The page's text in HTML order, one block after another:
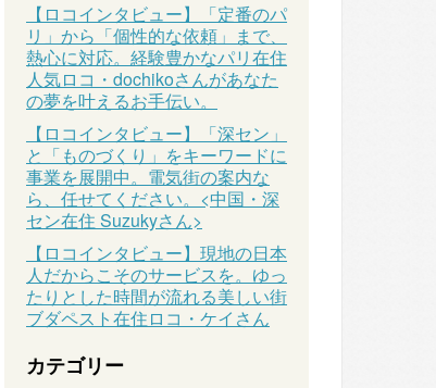
【ロコインタビュー】「定番のパ
リ」から「個性的な依頼」まで、
熱心に対応。経験豊かなパリ在住
人気ロコ・dochikoさんがあなた
の夢を叶えるお手伝い。
【ロコインタビュー】「深セン」
と「ものづくり」をキーワードに
事業を展開中。電気街の案内な
ら、任せてください。<中国・深
セン在住 Suzukyさん>
【ロコインタビュー】現地の日本
人だからこそのサービスを。ゆっ
たりとした時間が流れる美しい街
ブダペスト在住ロコ・ケイさん
カテゴリー